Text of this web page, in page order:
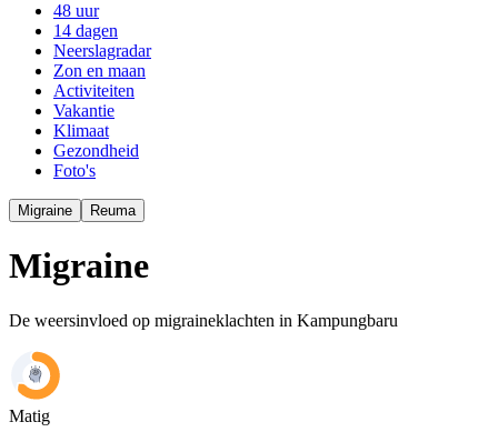
48 uur
14 dagen
Neerslagradar
Zon en maan
Activiteiten
Vakantie
Klimaat
Gezondheid
Foto's
Migraine Reuma
Migraine
De weersinvloed op migraineklachten in Kampungbaru
Matig